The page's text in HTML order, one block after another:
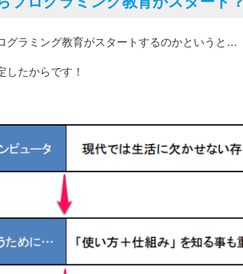
グラミング教育がスタートするのかというと…
たからです！